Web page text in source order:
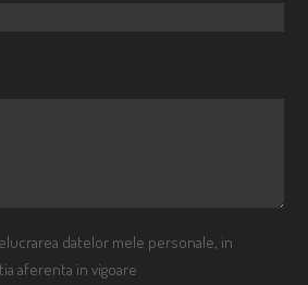
datelor mele personale, in
aferenta in vigoare